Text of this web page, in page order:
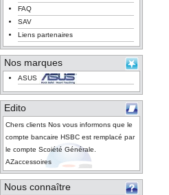
FAQ
SAV
Liens partenaires
Nos marques
ASUS
Edito
Chers clients Nos vous informons que le
compte bancaire HSBC est remplacé par
le compte Scoiété Générale.
AZaccessoires
Nous connaître